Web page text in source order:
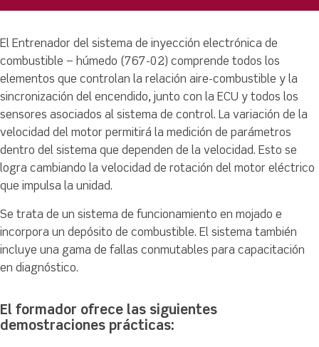
El Entrenador del sistema de inyección electrónica de
combustible – húmedo (767-02) comprende todos los
elementos que controlan la relación aire-combustible y la
sincronización del encendido, junto con la ECU y todos los
sensores asociados al sistema de control. La variación de la
velocidad del motor permitirá la medición de parámetros
dentro del sistema que dependen de la velocidad. Esto se
logra cambiando la velocidad de rotación del motor eléctrico
que impulsa la unidad.
Se trata de un sistema de funcionamiento en mojado e
incorpora un depósito de combustible. El sistema también
incluye una gama de fallas conmutables para capacitación
en diagnóstico.
El formador ofrece las siguientes
demostraciones prácticas: